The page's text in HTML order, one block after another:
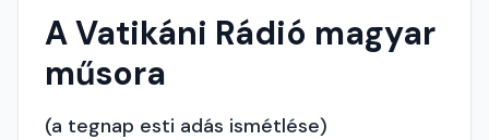
A Vatikáni Rádió magyar
műsora
(a tegnap esti adás ismétlése)